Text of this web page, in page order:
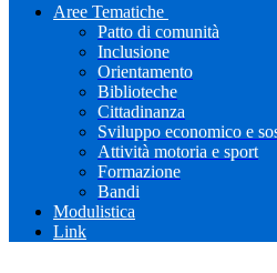
Aree Tematiche
Patto di comunità
Inclusione
Orientamento
Biblioteche
Cittadinanza
Sviluppo economico e
Attività motoria e sport
Formazione
Bandi
Modulistica
Link